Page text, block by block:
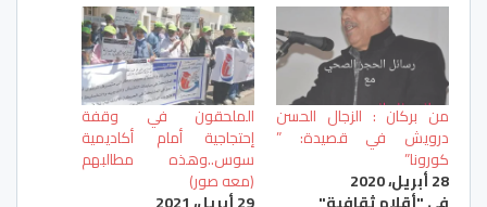
من بركان : الزجال الحسن
درويش في قصيدة: ”
كورونا”
28 أبريل، 2020
الملحقون في وقفة
إحتجاجية أمام أكاديمية
سوس..وهذه مطالبهم
(معه صور)